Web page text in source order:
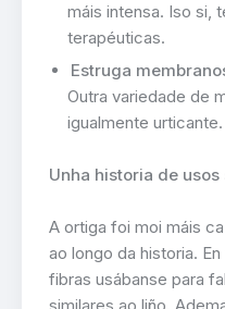
máis intensa. Iso si,
terapéuticas.
Estruga
Outra variedade de
igualmente urticante.
Unha historia de
A ortiga foi moi máis
ao longo da historia.
fibras usábanse para
similares ao liño.